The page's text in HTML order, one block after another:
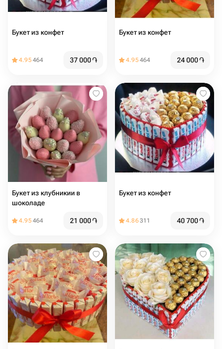
Букет из конфет
4.95464 37 000֏
Букет из конфет ️
4.95464 24 000֏
Букет из клубникии в
шоколаде
4.95464 21 000֏
Букет из конфет
4.86311 40 700֏